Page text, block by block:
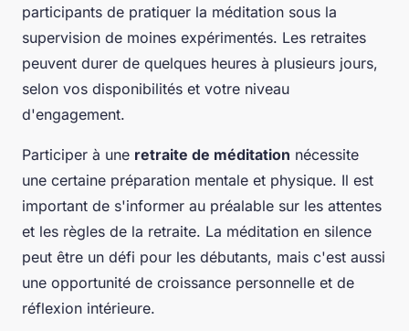
participants de pratiquer la méditation sous la
supervision de moines expérimentés. Les retraites
peuvent durer de quelques heures à plusieurs jours,
selon vos disponibilités et votre niveau
d'engagement.
Participer à une retraite de méditation nécessite
une certaine préparation mentale et physique. Il est
important de s'informer au préalable sur les attentes
et les règles de la retraite. La méditation en silence
peut être un défi pour les débutants, mais c'est aussi
une opportunité de croissance personnelle et de
réflexion intérieure.